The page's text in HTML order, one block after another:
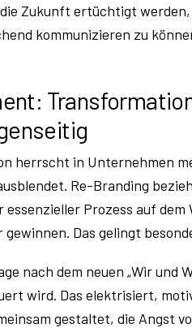
Zukunft ertüchtigt
kommunizieren zu
herrscht in Unternehmen
Re-Branding
Prozess auf
Das gelingt
nach dem neuen „Wir und
wird. Das elektrisiert,
gestaltet, die Angst